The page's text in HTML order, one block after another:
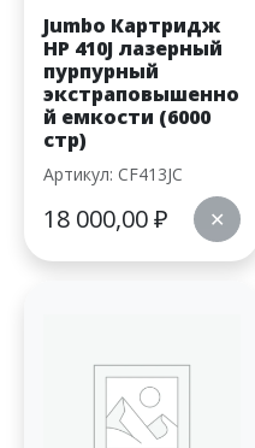
Jumbo Картридж
HP 410J лазерный
пурпурный
экстраповышенно
й емкости (6000
стр)
Артикул: CF413JC
18 000,00₽ ✕